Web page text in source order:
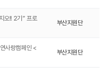
오!! 2기” 프로
부산지원단
사랑캠페인 <
부산지원단